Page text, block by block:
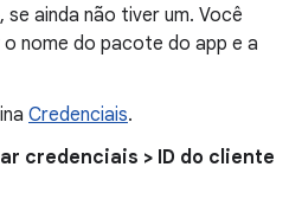
se ainda não tiver um. Você
nome do pacote do app e a
Credenciais.
credenciais > ID do cliente